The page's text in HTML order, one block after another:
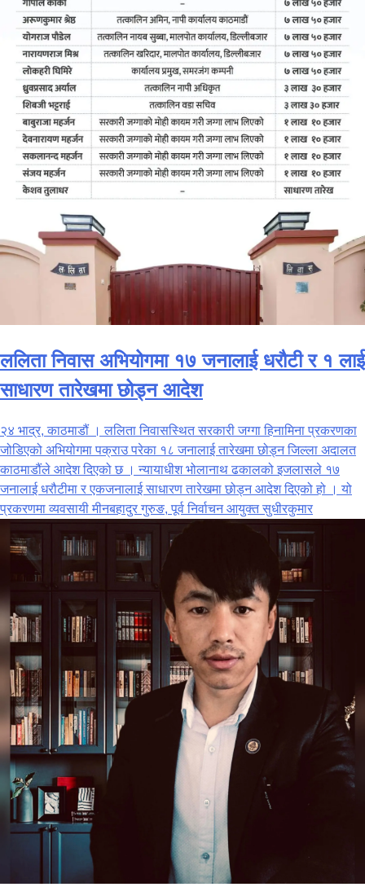
ललिता निवास अभियोगमा १७ जनालाई धरौटी र १ लाई
साधारण तारेखमा छोड्न आदेश
२४ भाद्र, काठमाडौं । ललिता निवासस्थित सरकारी जग्गा हिनामिना प्रकरणका
जोडिएको अभियोगमा पक्राउ परेका १८ जनालाई तारेखमा छोड्न जिल्ला अदालत
काठमाडौंले आदेश दिएको छ । न्यायाधीश भोलानाथ ढकालको इजलासले १७
जनालाई धरौटीमा र एकजनालाई साधारण तारेखमा छोड्न आदेश दिएको हो । यो
प्रकरणमा व्यवसायी मीनबहादुर गुरुङ, पूर्व निर्वाचन आयुक्त सुधीरकुमार